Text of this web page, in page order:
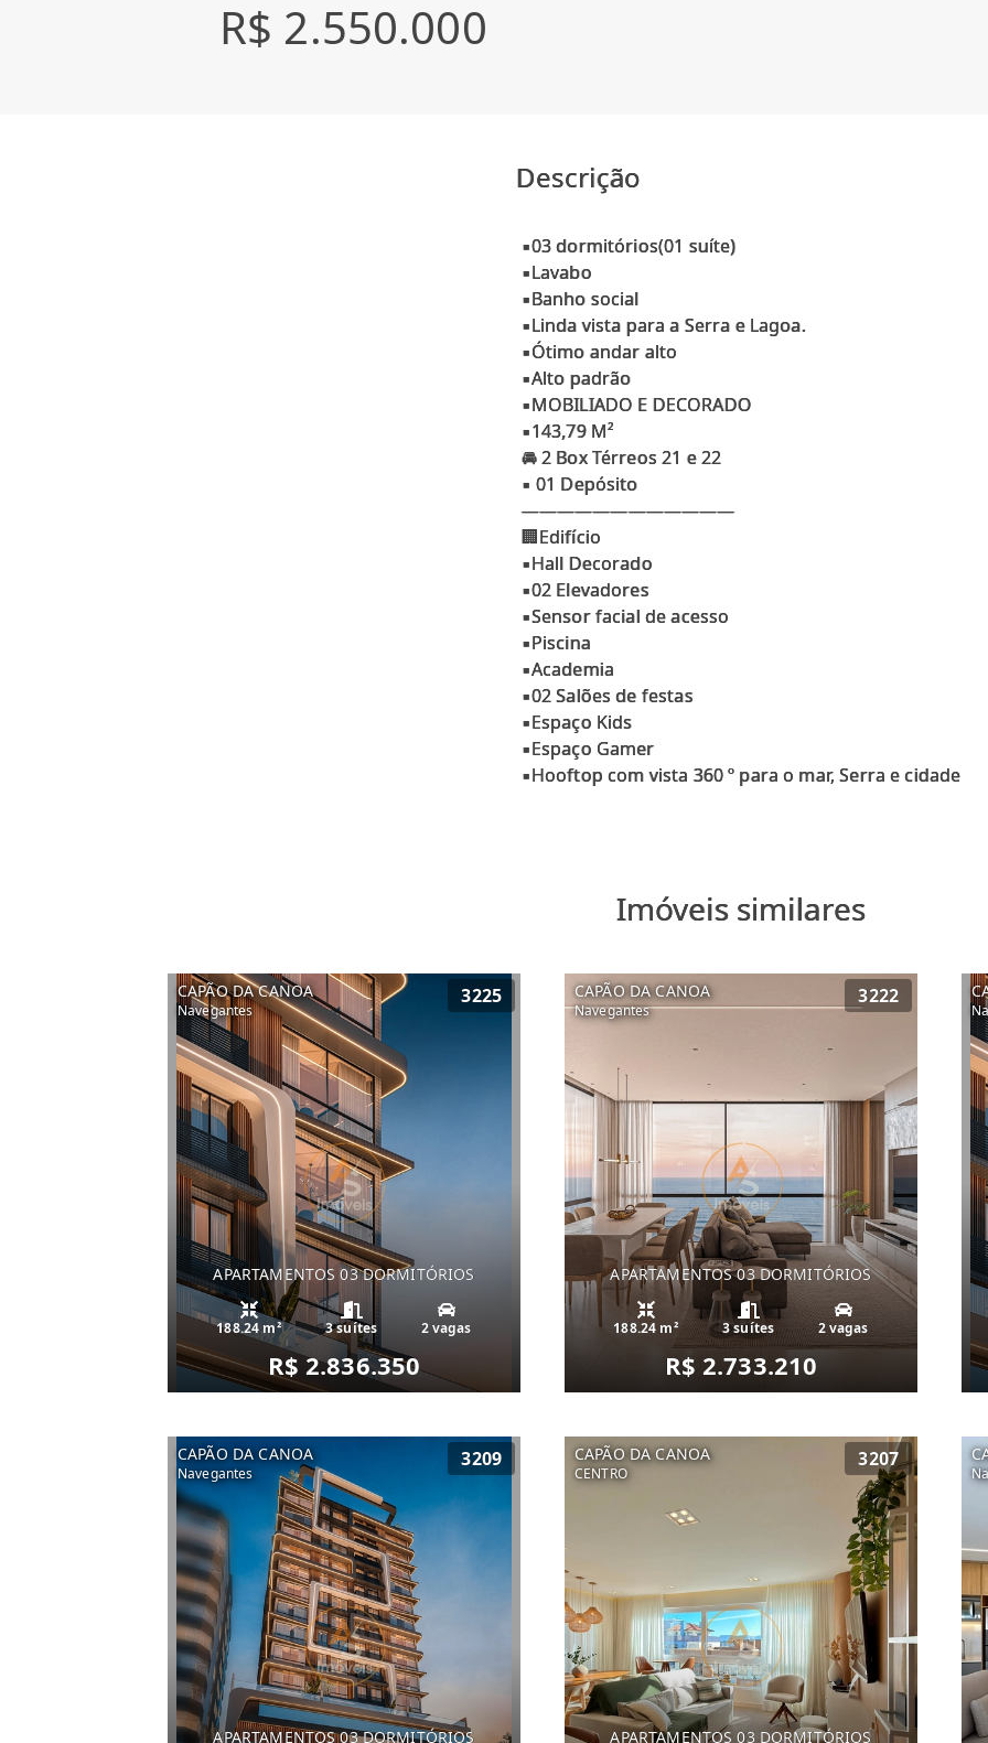
R$ 2.550.000
Descrição
▪03 dormitórios(01 suíte)
▪Lavabo
▪Banho social
▪Linda vista para a Serra e Lagoa.
▪Ótimo andar alto
▪Alto padrão
▪MOBILIADO E DECORADO
▪143,79 M²
🚘 2 Box Térreos 21 e 22
▪ 01 Depósito
————————————
🏢Edifício
▪Hall Decorado
▪02 Elevadores
▪Sensor facial de acesso
▪Piscina
▪Academia
▪02 Salões de festas
▪Espaço Kids
▪Espaço Gamer
Imóveis similares
CAPÃO DA CANOA
Navegantes
3225
APARTAMENTOS 03 DORMITÓRIOS
188.24 m² 3 suítes 2 vagas
R$ 2.836.350
CAPÃO DA CANOA
Navegantes
3222
APARTAMENTOS 03 DORMITÓRIOS
188.24 m² 3 suítes 2 vagas
R$ 2.733.210
CAPÃO DA CANOA
Navegantes
3209
APARTAMENTOS 03 DORMITÓRIOS
CAPÃO DA CANOA
CENTRO
3207
APARTAMENTOS 03 DORMITÓRIOS